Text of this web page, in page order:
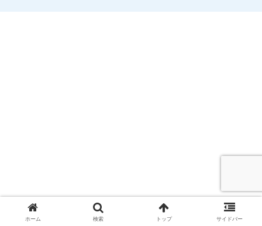
ホーム 検索 トップ サイドバー